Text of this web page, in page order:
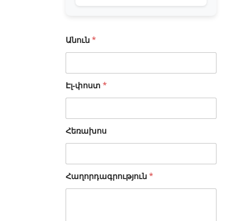
Անուն*
Էլ-փոստ *
Ա
Է
լ
Հեռախոս
Հաղորդագրություն*